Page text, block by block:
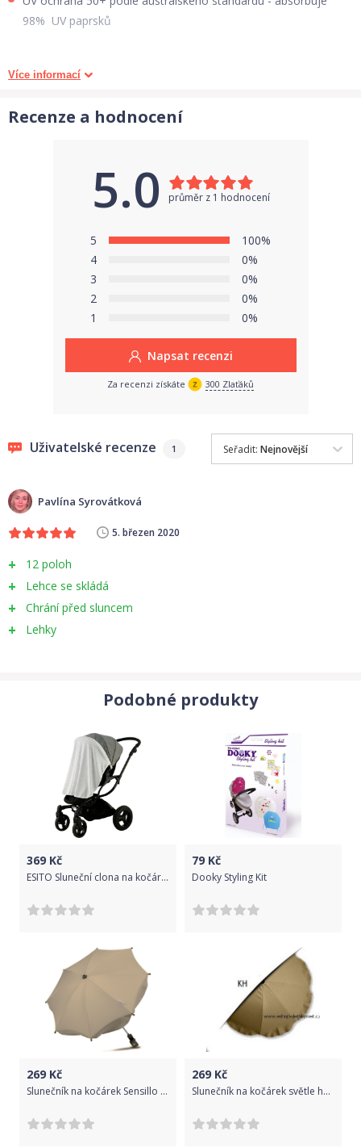
98% UV paprsků
Univerzální svorka umožňuje snadné připevnění slunečníku k
Lze lehce a rychle odejmout / připojit ke kočárku. Velice
Slunečník je nastavitelný do 12 ti poloh. V horní části je ohebná
Slunečník lze proto polohovat dle směru slunečního světla.
Špičky deštníku jsou pokryty aby nedošlo ke zranění.
pružina
Vhodné pro: kočárky s kulatou i oválnou trubkou rámu ,
varianta Deluxe : stříbrná fólie na vnitřní straně slunečníku
zamezí hromadění tepla pod slunečníkem
Více informací
Recenze a hodnocení
5.0 průměr z 1 hodnocení
5
100%
4
0%
3
0%
2
0%
1
0%
Napsat recenzi
Za recenzi získáte 300 Zlaťáků
Uživatelské recenze 1 Seřadit: Nejnovější
Pavlína Syrovátková
5. březen 2020
12 poloh
Lehce se skládá
Chrání před sluncem
Lehky
Podobné produkty
369 Kč
ESITO Sluneční clona na kočárek Rain, Barva rain, Velikost 100 x 70 cm
79 Kč
Dooky Styling Kit
269 Kč
Slunečník na kočárek Sensillo béžový
269 Kč
Slunečník na kočárek světle hnědý KH